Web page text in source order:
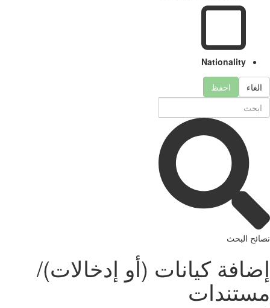
Nationality
الغاء احفظ
نصائح البحث
إضافة كيانات (أو إدخالات)/
مستندات